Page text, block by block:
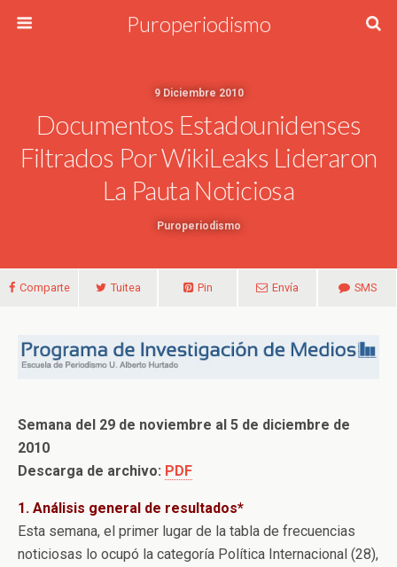
Puroperiodismo
9 Diciembre 2010
Documentos Estadounidenses
Filtrados Por WikiLeaks Lideraron
La Pauta Noticiosa
Puroperiodismo
Comparte Tuitea Pin Envía SMS
Semana del 29 de noviembre al 5 de diciembre de
2010
Descarga de archivo: PDF
1. Análisis general de resultados*
Esta semana, el primer lugar de la tabla de frecuencias
noticiosas lo ocupó la categoría Política Internacional (28),